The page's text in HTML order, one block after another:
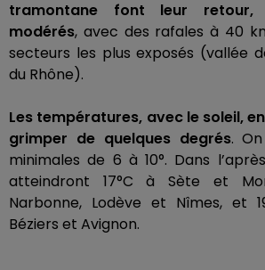
tramontane font leur retour,
modérés, avec des rafales à 40
secteurs les plus exposés (vallée
du Rhône).
Les températures, avec le soleil,
grimper de quelques degrés.
minimales de 6 à 10°. Dans
atteindront 17°C à Sète et
Narbonne, Lodève et Nîmes, et
Béziers et Avignon.